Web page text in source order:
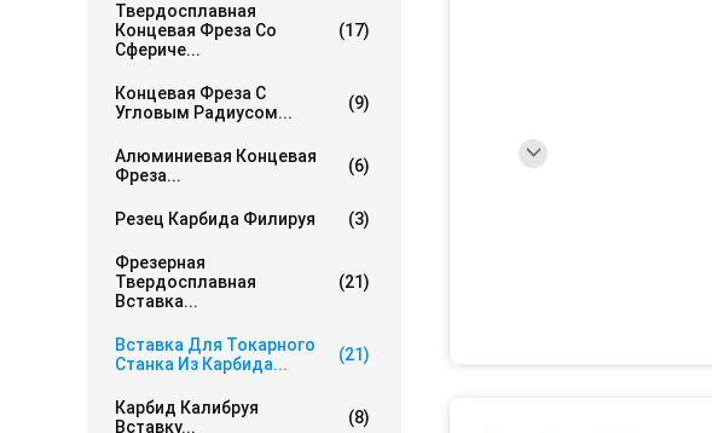
Твердосплавная
Концевая Фреза Со
Сфериче...
(17)
Концевая Фреза С
Угловым Радиусом...
(9)
Алюминиевая Концевая
Фреза...
(6)
Резец Карбида Филируя (3)
Фрезерная
Твердосплавная
Вставка...
(21)
Вставка Для Токарного
Станка Из Карбида...
(21)
Карбид Калибруя
Вставку...
(8)